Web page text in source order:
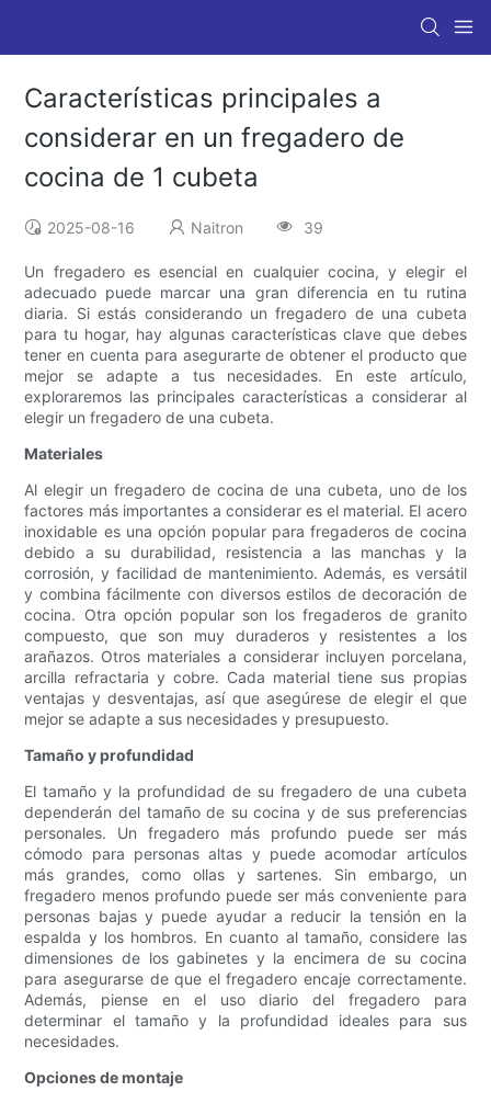
Características principales a
considerar en un fregadero de
cocina de 1 cubeta
2025-08-16 Naitron 39
Un fregadero es esencial en cualquier cocina, y elegir el
adecuado puede marcar una gran diferencia en tu rutina
diaria. Si estás considerando un fregadero de una cubeta
para tu hogar, hay algunas características clave que debes
tener en cuenta para asegurarte de obtener el producto que
mejor se adapte a tus necesidades. En este artículo,
exploraremos las principales características a considerar al
elegir un fregadero de una cubeta.
Materiales
Al elegir un fregadero de cocina de una cubeta, uno de los
factores más importantes a considerar es el material. El acero
inoxidable es una opción popular para fregaderos de cocina
debido a su durabilidad, resistencia a las manchas y la
corrosión, y facilidad de mantenimiento. Además, es versátil
y combina fácilmente con diversos estilos de decoración de
cocina. Otra opción popular son los fregaderos de granito
compuesto, que son muy duraderos y resistentes a los
arañazos. Otros materiales a considerar incluyen porcelana,
arcilla refractaria y cobre. Cada material tiene sus propias
ventajas y desventajas, así que asegúrese de elegir el que
mejor se adapte a sus necesidades y presupuesto.
Tamaño y profundidad
El tamaño y la profundidad de su fregadero de una cubeta
dependerán del tamaño de su cocina y de sus preferencias
personales. Un fregadero más profundo puede ser más
cómodo para personas altas y puede acomodar artículos
más grandes, como ollas y sartenes. Sin embargo, un
fregadero menos profundo puede ser más conveniente para
personas bajas y puede ayudar a reducir la tensión en la
espalda y los hombros. En cuanto al tamaño, considere las
dimensiones de los gabinetes y la encimera de su cocina
para asegurarse de que el fregadero encaje correctamente.
Además, piense en el uso diario del fregadero para
determinar el tamaño y la profundidad ideales para sus
necesidades.
Opciones de montaje